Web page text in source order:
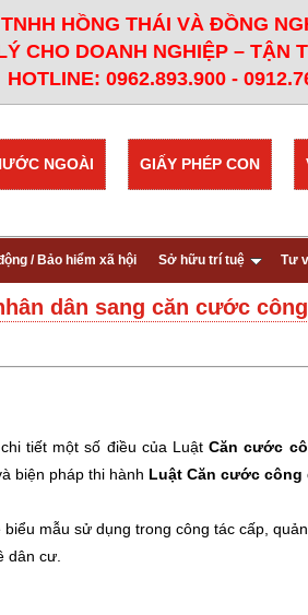
HỒNG THÁI VÀ ĐỒNG
CHO DOANH NGHIỆP – TẬN
HOTLINE: 0962.893.900 -
GIẤY PHÉP CON
NGOÀI
/ Bảo hiểm xã hội Sở hữu trí tuệ Tư
dân sang căn cước
tiết một số điều của LuậtCăn cước
biện pháp thi hành Luật Căn cước công
mẫu sử dụng trong công tác cấp,
dân cư.